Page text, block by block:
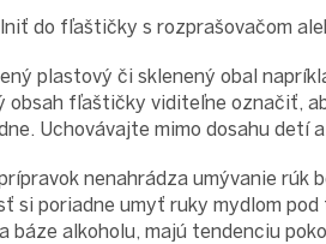
do fľaštičky s rozprašovačom
plastový či sklenený obal
obsah fľaštičky viditeľne označiť,
Uchovávajte mimo dosahu detí
nenahrádza umývanie rúk
si poriadne umyť ruky mydlom
alkoholu, majú tendenciu